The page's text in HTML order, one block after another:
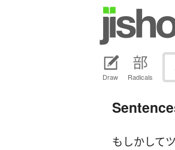
Draw Radicals
もしかして